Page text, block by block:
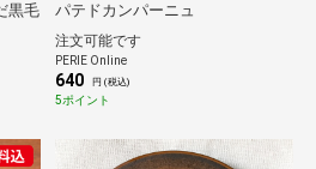
黒毛
パテドカンパーニュ
注文可能です
PERIE Online
640 円 (税込)
5ポイント